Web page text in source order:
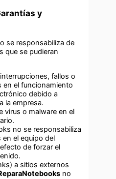
y
se responsabiliza de
que se pudieran
fallos o
en el funcionamiento
debido a
la empresa.
virus o malware en el
no se responsabiliza
el equipo del
de forzar el
a sitios externos
no